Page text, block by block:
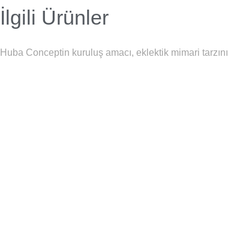
İlgili Ürünler
Huba Conceptin kuruluş amacı, eklektik mimari